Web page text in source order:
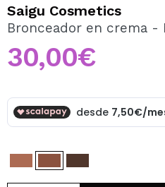
Al crear una cuenta en
tus compras rápidamente,
pedidos y consultar tus
CREAR
Saigu Cosmetics
Bronceador en crema -
30,00€